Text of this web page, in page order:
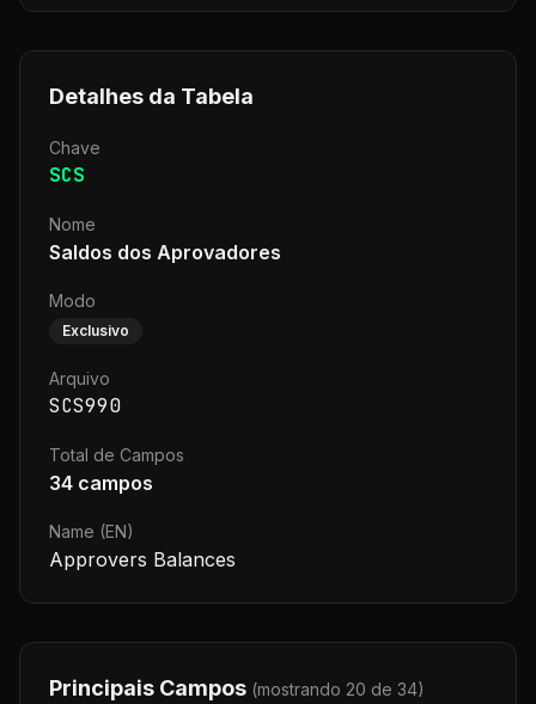
Detalhes da Tabela
Chave
SCS
Nome
Saldos dos Aprovadores
Modo
Exclusivo
Arquivo
SCS990
Total de Campos
34 campos
Name (EN)
Approvers Balances
Principais Campos (mostrando 20 de 34)